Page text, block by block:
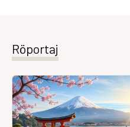
Röportaj